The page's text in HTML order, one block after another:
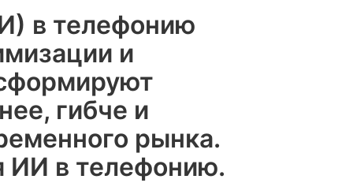
в телефонию
и
гибче и
рынка.
ИИ в телефонию.